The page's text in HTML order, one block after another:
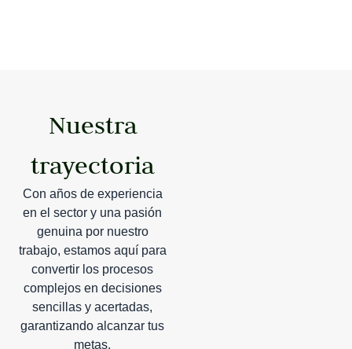
Nuestra
trayectoria
Con años de experiencia
en el sector y una pasión
genuina por nuestro
trabajo, estamos aquí para
convertir los procesos
complejos en decisiones
sencillas y acertadas,
garantizando alcanzar tus
metas.